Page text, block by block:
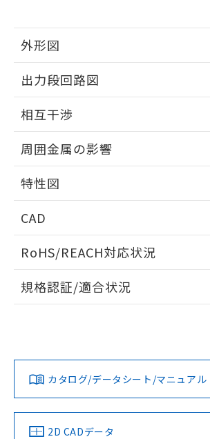
外形図
外形図
出力段回路図
出力段回路図
タイムチャート
相互干渉
相互干渉
A: 60mm以上、B: 35mm以上
周囲金属の影響
周囲金属の影響
特性図
検出物体の大きさと材質による影響
CAD
ドすることができます。
ログイン/会員登録
ダウンロードデータをご利用いただく前に
みください。
ソフトウェアの使用条件
RoHS/REACH対応状況
EU RoHS 注意事項・凡例
対応済み
中国 RoHS 注意事項・凡例
規格認証/適合状況
LR型式承認
（イギリス
船舶規格）
DNV型式承認
（ノルウェー
BV
（フ
カタログ/データシート/マニュアル
2D CADデータ
用者の範囲」に記載されて
指します。
EU RoHS指令（10物質）の非含
51物質の非含有証明書（当社基準
るもので、過去に遡って非含有を
ものではありません。
また、RoHS指令のフタル酸エ
物質の対応では、対応完了までの
荷製品に未対応品が混在すること
欄に対応日を記載しておりました。
既に当社にて対応品への在庫切
り、2022年1月12日より割愛して
す。